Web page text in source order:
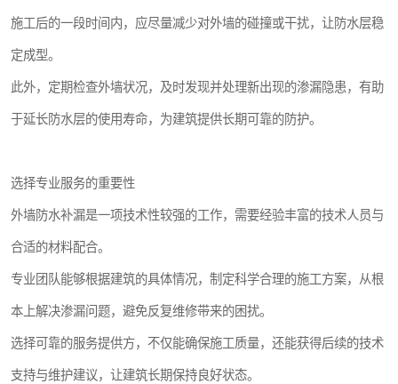
施工后的一段时间内，应尽量减少对外墙的碰撞或干扰，让防水层稳
定成型。
此外，定期检查外墙状况，及时发现并处理新出现的渗漏隐患，有助
于延长防水层的使用寿命，为建筑提供长期可靠的防护。
选择专业服务的重要性
外墙防水补漏是一项技术性较强的工作，需要经验丰富的技术人员与
合适的材料配合。
专业团队能够根据建筑的具体情况，制定科学合理的施工方案，从根
本上解决渗漏问题，避免反复维修带来的困扰。
选择可靠的服务提供方，不仅能确保施工质量，还能获得后续的技术
支持与维护建议，让建筑长期保持良好状态。